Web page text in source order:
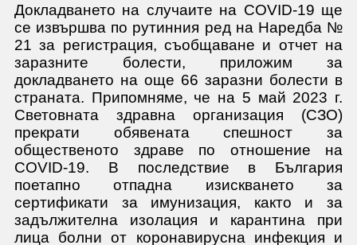
Докладването на случаите на COVID-19 ще
се извършва по рутинния ред на Наредба №
21 за регистрация, съобщаване и отчет на
заразните болести, приложим за
докладването на още 66 заразни болести в
страната. Припомняме, че на 5 май 2023 г.
Световната здравна организация (СЗО)
прекрати обявената спешност за
общественото здраве по отношение на
COVID-19. В последствие в България
поетапно отпадна изискването за
сертификати за имунизация, както и за
задължителна изолация и карантина при
лица болни от коронавирусна инфекция и